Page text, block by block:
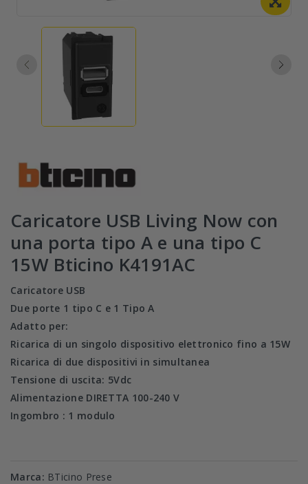
Caricatore USB Living Now con
una porta tipo A e una tipo C
15W Bticino K4191AC
Caricatore USB
Due porte 1 tipo C e 1 Tipo A
Adatto per:
Ricarica di un singolo dispositivo elettronico fino a 15W
Ricarica di due dispositivi in simultanea
Tensione di uscita: 5Vdc
Alimentazione DIRETTA 100-240 V
Ingombro : 1 modulo
Marca: BTicino Prese